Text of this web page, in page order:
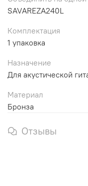
SAVAREZA240L
Комплектация
1 упаковка
Назначение
Для акустической
Материал
Бронза
Отзывы